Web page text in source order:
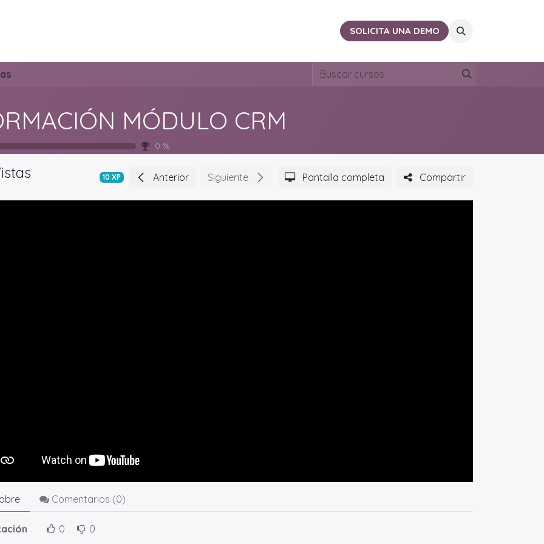
CERCA DE TISOLICITA UNA DEMO
MÓDULO CRM
0 %
10 XP Anterior Siguiente Pantalla completa Compartir
Comentarios (0)
0 0